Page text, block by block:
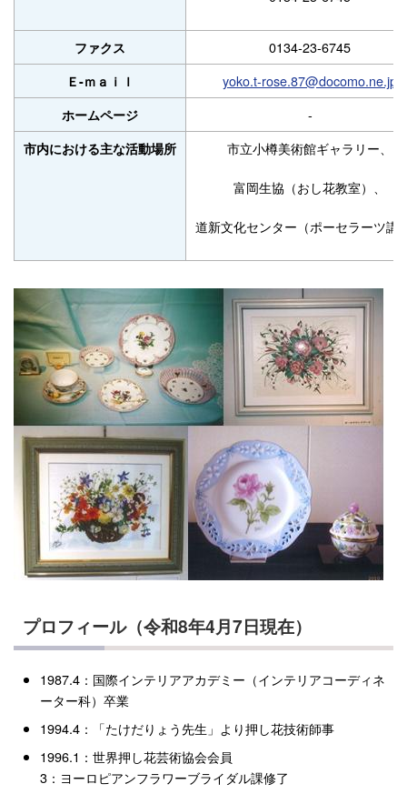
ファクス 0134-23-6745
Ｅ-ｍａｉｌ yoko.t-rose.87@docomo.ne.jp
ホームページ -
市内における主な活動場所 市立小樽美術館ギャラリー、
富岡生協（おし花教室）、
道新文化センター（ポーセラーツ講
プロフィール（令和8年4月7日現在）
1987.4：国際インテリアアカデミー（インテリアコーディネ
ーター科）卒業
1994.4：「たけだりょう先生」より押し花技術師事
1996.1：世界押し花芸術協会会員
3：ヨーロピアンフラワーブライダル課修了